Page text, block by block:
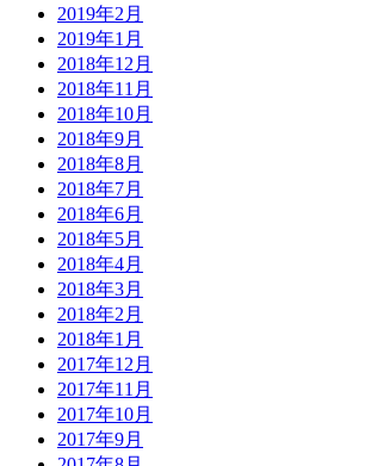
2019年2月
2019年1月
2018年12月
2018年11月
2018年10月
2018年9月
2018年8月
2018年7月
2018年6月
2018年5月
2018年4月
2018年3月
2018年2月
2018年1月
2017年12月
2017年11月
2017年10月
2017年9月